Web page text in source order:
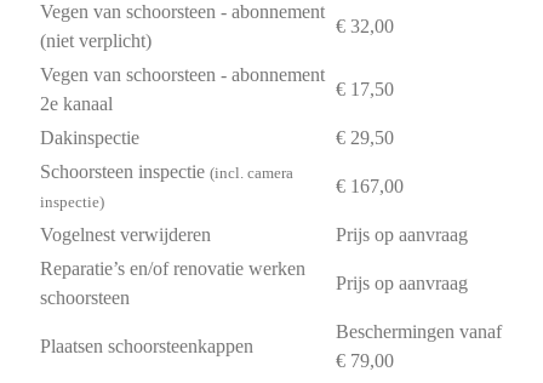
Vegen van schoorsteen - abonnement
(niet verplicht)
€ 32,00
Vegen van schoorsteen - abonnement
2e kanaal
€ 17,50
Dakinspectie
€ 29,50
Schoorsteen inspectie (incl. camera
inspectie)
€ 167,00
Vogelnest verwijderen
Prijs op aanvraag
Reparatie’s en/of renovatie werken
schoorsteen
Prijs op aanvraag
Plaatsen schoorsteenkappen
Beschermingen vanaf
€ 79,00